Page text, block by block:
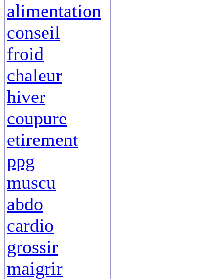
alimentation
conseil
froid
chaleur
hiver
coupure
etirement
ppg
muscu
abdo
cardio
grossir
maigrir